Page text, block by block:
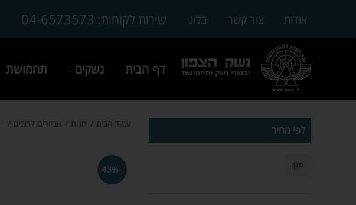
אודות צור קשר בלוג שירות לקוחות: 04-6573573
דף הבית נשקים תחמושת
עמוד הבית חנות אביזרים לרובים
-43%
לפי מחיר
סנן